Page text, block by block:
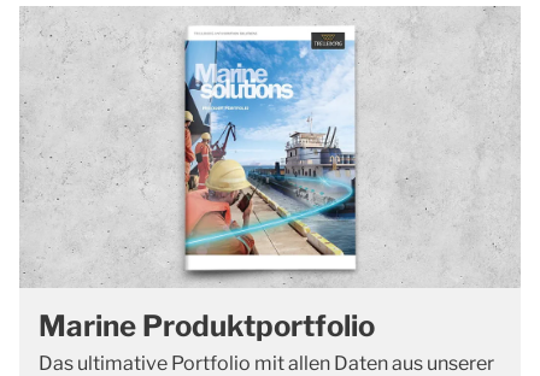
Marine Produktportfolio
Das ultimative Portfolio mit allen Daten aus unserer